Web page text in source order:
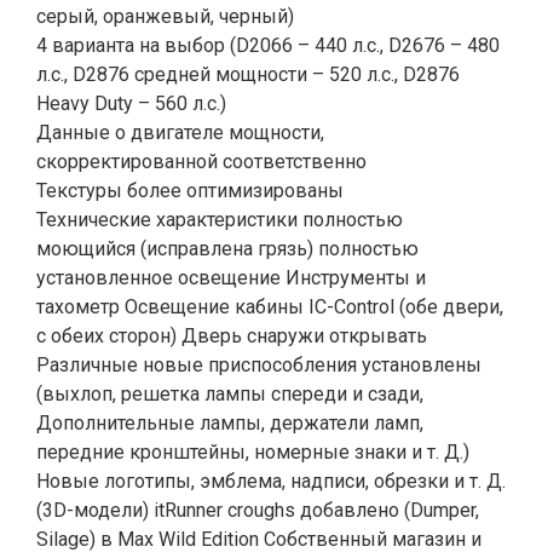
серый, оранжевый, черный)
4 варианта на выбор (D2066 – 440 л.с., D2676 – 480
л.с., D2876 средней мощности – 520 л.с., D2876
Heavy Duty – 560 л.с.)
Данные о двигателе мощности,
скорректированной соответственно
Текстуры более оптимизированы
Технические характеристики полностью
моющийся (исправлена ​​грязь) полностью
установленное освещение Инструменты и
тахометр Освещение кабины IC-Control (обе двери,
с обеих сторон) Дверь снаружи открывать
Различные новые приспособления установлены
(выхлоп, решетка лампы спереди и сзади,
Дополнительные лампы, держатели ламп,
передние кронштейны, номерные знаки и т. Д.)
Новые логотипы, эмблема, надписи, обрезки и т. Д.
(3D-модели) itRunner croughs добавлено (Dumper,
Silage) в Max Wild Edition Собственный магазин и